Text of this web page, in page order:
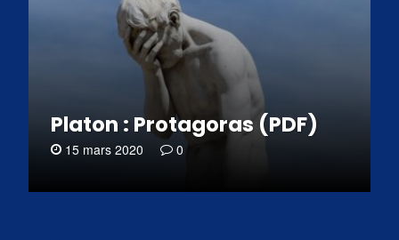
Platon : Protagoras (PDF)
15 mars 2020 0